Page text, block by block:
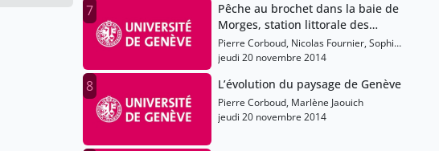
7
Pêche au brochet dans la baie de
Morges, station littorale des
Roseaux (Morges, Vaud). Age du
Bronze ancien, 1800-1600 av. J.-C.
Pierre Corboud, Nicolas Fournier, Sophie
Gardaz
jeudi 20 novembre 2014
8 L’évolution du paysage de Genève
Pierre Corboud, Marlène Jaouich
jeudi 20 novembre 2014